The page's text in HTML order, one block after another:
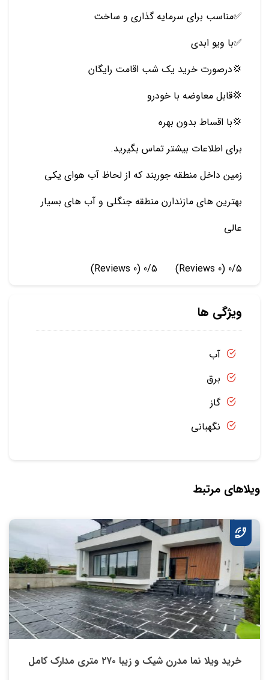
✅مناسب برای سرمایه گذاری و ساخت
✅با ویو ابدی
💢درصورت خرید یک شب اقامت رایگان
💢قابل معاوضه با خودرو
💢با اقساط بدون بهره
برای اطلاعات بیشتر تماس بگیرید.
زمین داخل منطقه جوربند که از لحاظ آب هوای یکی
بهترین های مازندارن منطقه جنگلی و آب های بسیار
عالی
0/5
(0 Reviews)
0/5
(0 Reviews)
ویژگی ها
آب
برق
گاز
نگهبانی
ویلاهای مرتبط
خرید ویلا نما مدرن شیک و زیبا ۲۷۰ متری مدارک کامل